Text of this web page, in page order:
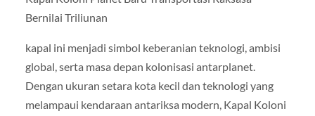
Bernilai Triliunan
kapal ini menjadi simbol keberanian teknologi, ambisi
global, serta masa depan kolonisasi antarplanet.
Dengan ukuran setara kota kecil dan teknologi yang
melampaui kendaraan antariksa modern, Kapal Koloni